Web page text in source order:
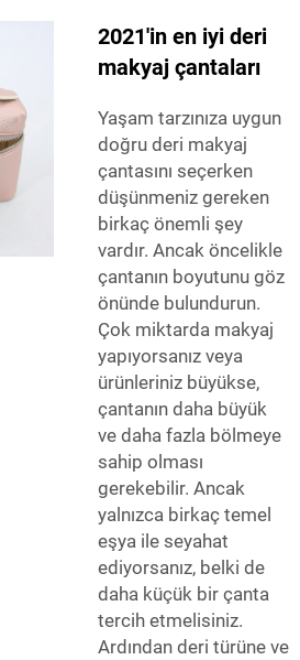
2021'in en iyi deri
makyaj çantaları
Yaşam tarzınıza uygun
doğru deri makyaj
çantasını seçerken
düşünmeniz gereken
birkaç önemli şey
vardır. Ancak öncelikle
çantanın boyutunu göz
önünde bulundurun.
Çok miktarda makyaj
yapıyorsanız veya
ürünleriniz büyükse,
çantanın daha büyük
ve daha fazla bölmeye
sahip olması
gerekebilir. Ancak
yalnızca birkaç temel
eşya ile seyahat
ediyorsanız, belki de
daha küçük bir çanta
tercih etmelisiniz.
Ardından deri türüne ve